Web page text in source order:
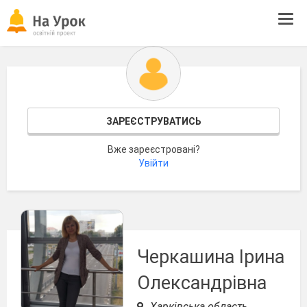
ЗАРЕЄСТРУВАТИСЬ
Вже зареєстровані?
Увійти
Черкашина Ірина
Олександрівна